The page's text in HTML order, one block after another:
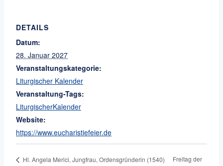
DETAILS
Datum:
28. Januar 2027
Veranstaltungskategorie:
Liturgischer Kalender
Veranstaltung-Tags:
LiturgischerKalender
Website:
https://www.eucharistiefeier.de
Hl. Angela Merici, Jungfrau, Ordensgründerin (1540)
Freitag der